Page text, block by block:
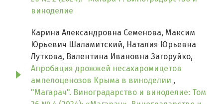
виноделие
Карина Александровна Семенова, Максим
Юрьевич Шаламитский, Наталия Юрьевна
Луткова, Валентина Ивановна Загоруйко,
Апробация дрожжей несахаромицетов
ампелоценозов Крыма в виноделии ,
"Магарач". Виноградарство и виноделие: Том